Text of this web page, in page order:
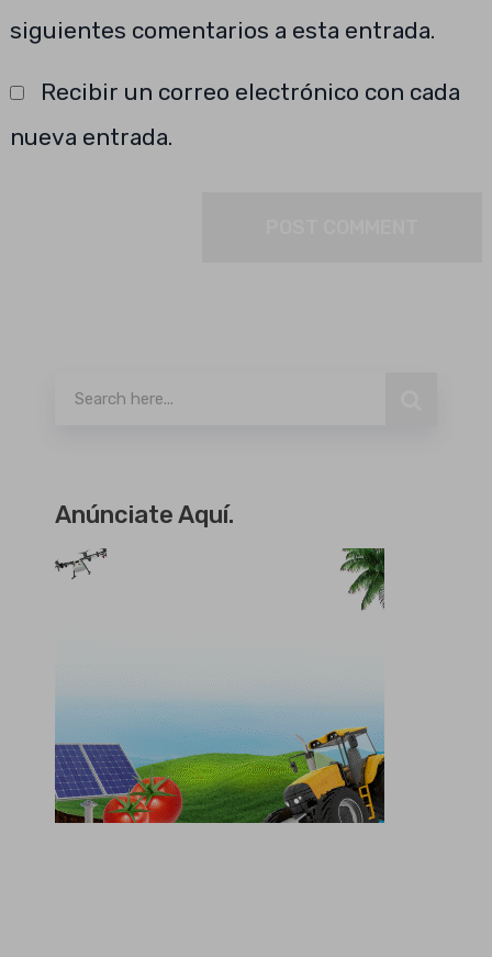
siguientes comentarios a esta entrada.
Recibir un correo electrónico con cada
nueva entrada.
Anúnciate Aquí.